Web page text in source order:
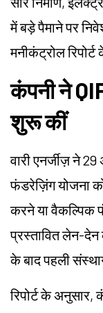
में बड़े पैमाने पर
मनीकंट्रोल
कंपनी ने
शुरू कीं
वारी एनर्जीज़ ने
फंडरेज़िंग योजना
करने या वैकल्पिक
प्रस्तावित लेन-देन
के बाद पहली
रिपोर्ट के अनुसार,